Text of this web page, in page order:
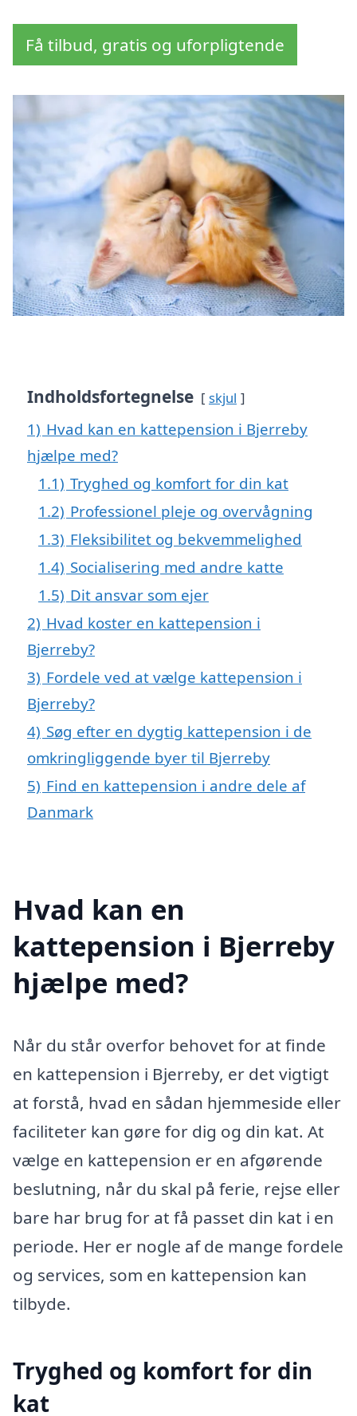
Få tilbud, gratis og uforpligtende
Indholdsfortegnelse skjul
1) Hvad kan en kattepension i Bjerreby
hjælpe med?
1.1) Tryghed og komfort for din kat
1.2) Professionel pleje og overvågning
1.3) Fleksibilitet og bekvemmelighed
1.4) Socialisering med andre katte
1.5) Dit ansvar som ejer
2) Hvad koster en kattepension i
Bjerreby?
3) Fordele ved at vælge kattepension i
Bjerreby?
4) Søg efter en dygtig kattepension i de
omkringliggende byer til Bjerreby
5) Find en kattepension i andre dele af
Danmark
Hvad kan en
kattepension i Bjerreby
hjælpe med?
Når du står overfor behovet for at finde
en kattepension i Bjerreby, er det vigtigt
at forstå, hvad en sådan hjemmeside eller
faciliteter kan gøre for dig og din kat. At
vælge en kattepension er en afgørende
beslutning, når du skal på ferie, rejse eller
bare har brug for at få passet din kat i en
periode. Her er nogle af de mange fordele
og services, som en kattepension kan
tilbyde.
Tryghed og komfort for din
kat